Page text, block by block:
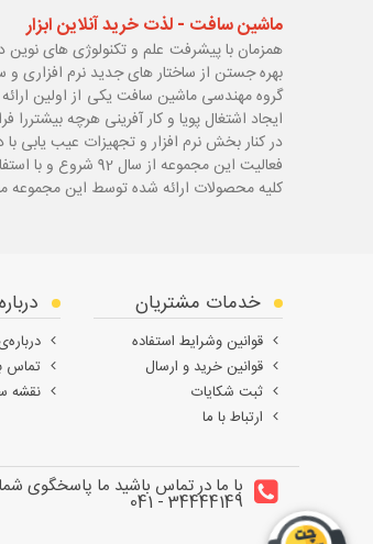
ماشین سافت - لذت خرید آنلاین ابزار
همزمان با پیشرفت علم و تکنولوژی های
بهره جستن از ساختار های جدید نرم افزاری
گروه مهندسی ماشین سافت یکی از اولین
ایجاد اشتغال پویا و کار آفرینی هرچه بیشتررا
در کنار بخش نرم افزار و تجهیزات عیب یابی
فعالیت این مجموعه از سال 92 شروع و با استفاده از افراد مجرب و با سابقه توانسته قدم های محکمی در زمینه های مختلف اعم از ابزار ، تجهیزات تعمیرگاهی و عیب یابی بردارد.
کلیه محصولات ارائه شده توسط این مجموعه
خدمات مشتریان
قوانین وشرایط استفاده
قوانین خرید و ارسال
ثبت شکایات
ارتباط با ما
تماس
نقشه
با ما در تماس باشید ما پاسخگوی
34444149 - 041